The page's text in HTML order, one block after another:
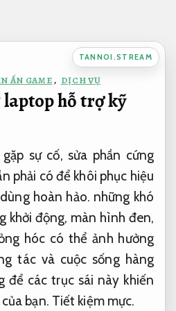
TANNOI.STREAM
ẤN GAME, DỊCH VỤ
laptop hỗ trợ kỹ
sự cố, sửa phần cứng
phải có để khôi phục hiệu
hoàn hảo. những khó
khởi động, màn hình đen,
hóc có thể ảnh hưởng
tác và cuộc sống hàng
để các trục sái này khiến
bạn. Tiết kiệm mực.